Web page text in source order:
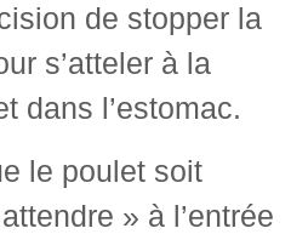
de stopper la
s’atteler à la
dans l’estomac.
le poulet soit
» à l’entrée